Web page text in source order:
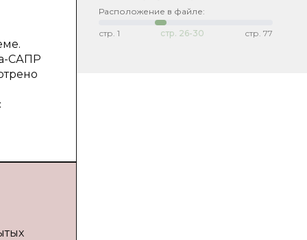
САПР
Расположение в файле:
стр. 1 стр. 26-30 стр. 77